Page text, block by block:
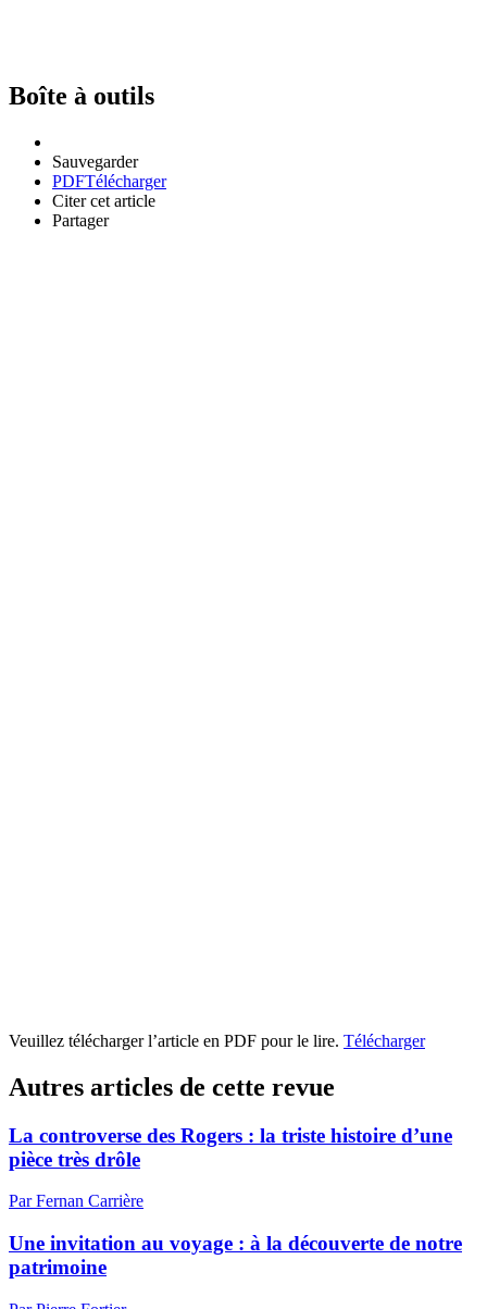
Boîte à outils
Sauvegarder
PDFTélécharger
Citer cet article
Partager
Veuillez télécharger l’article en PDF pour le lire. Télécharger
Autres articles de cette revue
La controverse des Rogers : la triste histoire d’une
pièce très drôle
Par Fernan Carrière
Une invitation au voyage : à la découverte de notre
patrimoine